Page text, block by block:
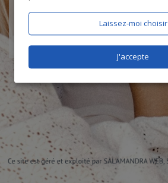
Laissez-moi choisir
J'accepte